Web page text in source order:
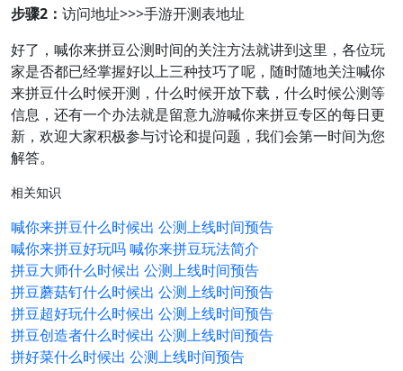
步骤2： 访问地址>>>手游开测表地址
好了，喊你来拼豆公测时间的关注方法就讲到这里，各位玩
家是否都已经掌握好以上三种技巧了呢，随时随地关注喊你
来拼豆什么时候开测，什么时候开放下载，什么时候公测等
信息，还有一个办法就是留意九游喊你来拼豆专区的每日更
新，欢迎大家积极参与讨论和提问题，我们会第一时间为您
解答。
相关知识
喊你来拼豆什么时候出 公测上线时间预告
喊你来拼豆好玩吗 喊你来拼豆玩法简介
拼豆大师什么时候出 公测上线时间预告
拼豆蘑菇钉什么时候出 公测上线时间预告
拼豆超好玩什么时候出 公测上线时间预告
拼豆创造者什么时候出 公测上线时间预告
拼好菜什么时候出 公测上线时间预告